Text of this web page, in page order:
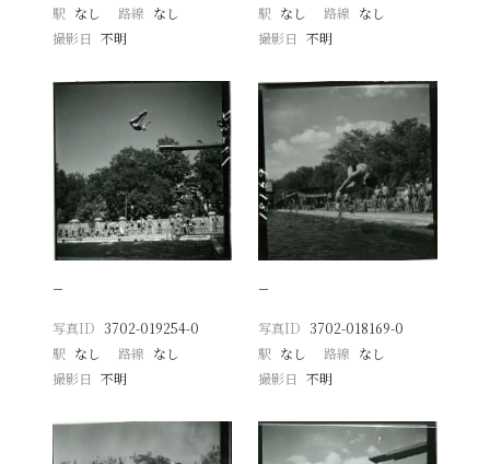
駅 なし 路線 なし
撮影日
不明
駅 なし 路線 なし
撮影日 不明
−
写真ID 3702-019254-0
駅 なし 路線 なし
撮影日
不明
−
写真ID 3702-018169-0
駅 なし 路線 なし
撮影日 不明